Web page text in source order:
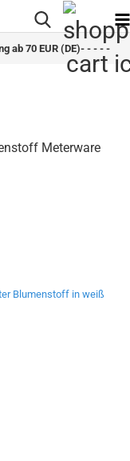
70 EUR (DE)- - - - - - - -
Meterware